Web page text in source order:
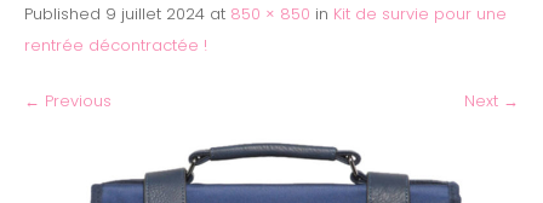
Published 9 juillet 2024 at 850 × 850 in Kit de survie pour une
rentrée décontractée !
← Previous Next →